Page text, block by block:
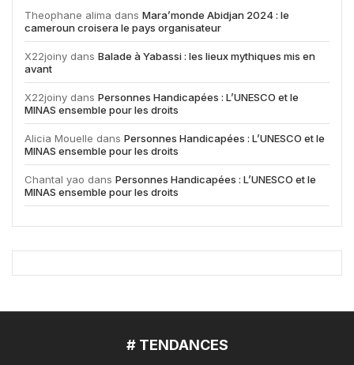
Theophane alima dans Mara’monde Abidjan 2024 : le
cameroun croisera le pays organisateur
X22joiny dans Balade à Yabassi : les lieux mythiques mis en
avant
X22joiny dans Personnes Handicapées : L’UNESCO et le
MINAS ensemble pour les droits
Alicia Mouelle dans Personnes Handicapées : L’UNESCO et le
MINAS ensemble pour les droits
Chantal yao dans Personnes Handicapées : L’UNESCO et le
MINAS ensemble pour les droits
# TENDANCES